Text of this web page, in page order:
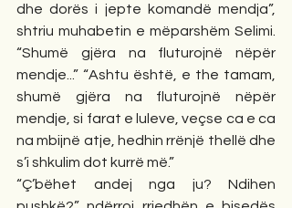
dhe dorës i jepte komandë mendja”,
shtriu muhabetin e mëparshëm Selimi.
“Shumë gjëra na fluturojnë nëpër
mendje...” “Ashtu është, e the tamam,
shumë gjëra na fluturojnë nëpër
mendje, si farat e luleve, veçse ca e ca
na mbijnë atje, hedhin rrënjë thellë dhe
s’i shkulim dot kurrë më.”
“Ç’bëhet andej nga ju? Ndihen